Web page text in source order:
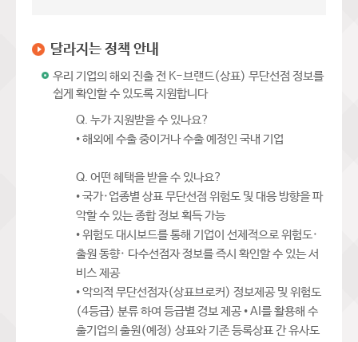
달라지는 정책 안내
우리 기업의 해외 진출 전 K-브랜드(상표) 무단선점 정보를
쉽게 확인할 수 있도록 지원합니다
Q. 누가 지원받을 수 있나요?
• 해외에 수출 중이거나 수출 예정인 국내 기업
Q. 어떤 혜택을 받을 수 있나요?
• 국가·업종별 상표 무단선점 위험도 및 대응 방향을 파
악할 수 있는 종합 정보 획득 가능
• 위험도 대시보드를 통해 기업이 선제적으로 위험도·
출원 동향· 다수선점자 정보를 즉시 확인할 수 있는 서
비스 제공
• 악의적 무단선점자(상표브로커) 정보제공 및 위험도
(4등급) 분류 하여 등급별 경보 제공 • AI를 활용해 수
출기업의 출원(예정) 상표와 기존 등록상표 간 유사도